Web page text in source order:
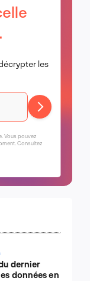
les
Vous pouvez
Consultez
dernier
données en